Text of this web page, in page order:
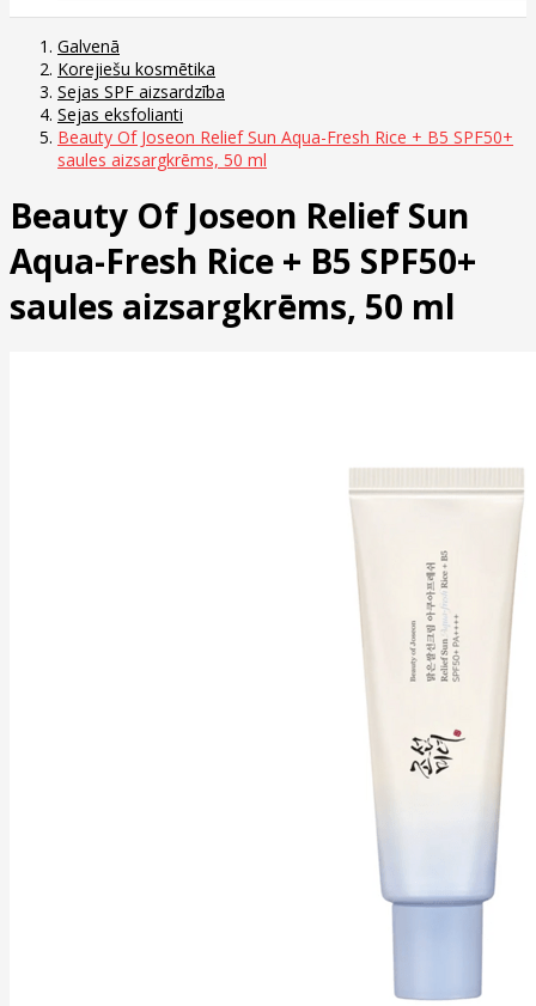
Galvenā
Korejiešu kosmētika
Sejas SPF aizsardzība
Sejas eksfolianti
Beauty Of Joseon Relief Sun Aqua-Fresh Rice + B5 SPF50+
saules aizsargkrēms, 50 ml
Beauty Of Joseon Relief Sun
Aqua-Fresh Rice + B5 SPF50+
saules aizsargkrēms, 50 ml